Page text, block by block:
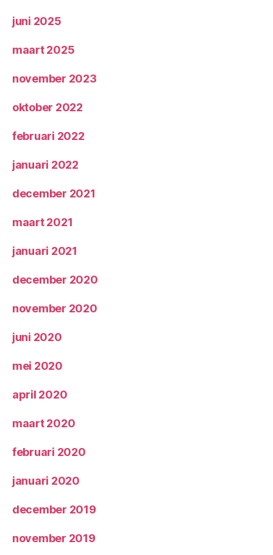
juni 2025
maart 2025
november 2023
oktober 2022
februari 2022
januari 2022
december 2021
maart 2021
januari 2021
december 2020
november 2020
juni 2020
mei 2020
april 2020
maart 2020
februari 2020
januari 2020
december 2019
november 2019